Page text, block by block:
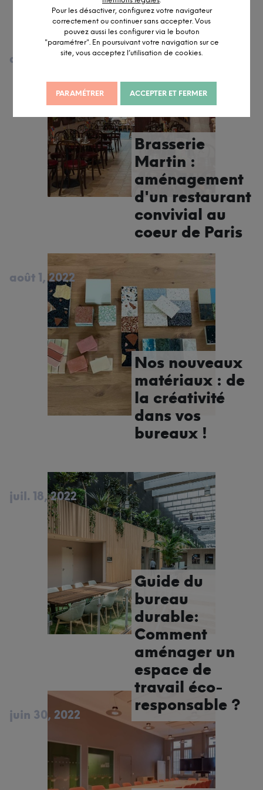
Pour les désactiver, configurez votre navigateur
correctement ou continuer sans accepter. Vous
pouvez aussi les configurer via le bouton
"paramétrer". En poursuivant votre navigation sur ce
site, vous acceptez l’utilisation de cookies.
PARAMÉTRER ACCEPTER ET FERMER
Brasserie
Martin :
aménagement
d'un restaurant
convivial au
coeur de Paris
août 18, 2022
Nos nouveaux
matériaux : de
la créativité
dans vos
bureaux !
août 1, 2022
Guide du
bureau
durable:
Comment
aménager un
espace de
travail éco-
responsable ?
juil. 18, 2022
juin 30, 2022